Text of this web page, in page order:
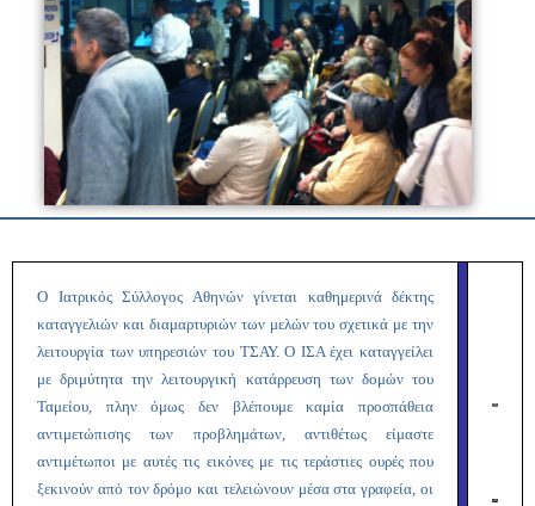
Ο Ιατρικός Σύλλογος Αθηνών γίνεται καθημερινά δέκτης
καταγγελιών και διαμαρτυριών των μελών του σχετικά με την
λειτουργία των υπηρεσιών του ΤΣΑΥ. Ο ΙΣΑ έχει καταγγείλει
με δριμύτητα την λειτουργική κατάρρευση των δομών του
Ταμείου, πλην όμως δεν βλέπουμε καμία προσπάθεια
αντιμετώπισης των προβλημάτων, αντιθέτως είμαστε
αντιμέτωποι με αυτές τις εικόνες με τις τεράστιες ουρές που
ξεκινούν από τον δρόμο και τελειώνουν μέσα στα γραφεία, οι